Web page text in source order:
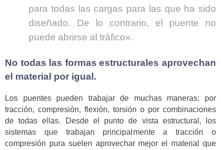
para todas las cargas para las que ha sido
diseñado. De lo contrario, el puente no
puede abrirse al tráfico».
No todas las formas estructurales aprovechan
el material por igual.
Los puentes pueden trabajar de muchas maneras: por
tracción, compresión, flexión, torsión o por combinaciones
de todas ellas. Desde el punto de vista estructural, los
sistemas que trabajan principalmente a tracción o
compresión pura suelen aprovechar mejor el material que